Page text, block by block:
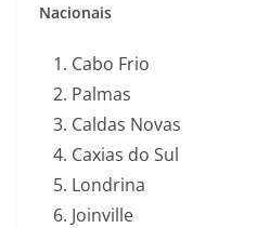
Nacionais
Cabo Frio
Palmas
Caldas Novas
Caxias do Sul
Londrina
Joinville